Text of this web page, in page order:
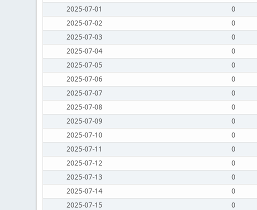
2025-07-01
0
2025-07-02
0
2025-07-03
0
2025-07-04
0
2025-07-05
0
2025-07-06
0
2025-07-07
0
2025-07-08
0
2025-07-09
0
2025-07-10
0
2025-07-11
0
2025-07-12
0
2025-07-13
0
2025-07-14
0
2025-07-15
0